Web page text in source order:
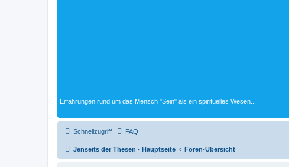
Erfahrungen rund um das Mensch "Sein" als ein spirituelles Wesen...
Schnellzugriff FAQ
Jenseits der Thesen - Hauptseite Foren-Übersicht